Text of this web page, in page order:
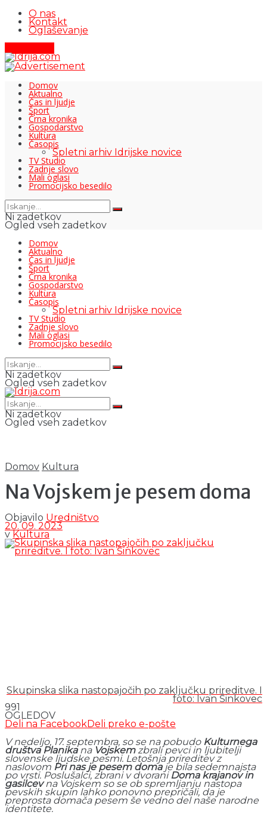
O nas
Kontakt
Oglaševanje
Domov
Aktualno
Čas in ljudje
Šport
Črna kronika
Gospodarstvo
Kultura
Časopis
Spletni arhiv Idrijske novice
TV Studio
Zadnje slovo
Mali oglasi
Promocijsko besedilo
Ni zadetkov
Ogled vseh zadetkov
Domov
Aktualno
Čas in ljudje
Šport
Črna kronika
Gospodarstvo
Kultura
Časopis
Spletni arhiv Idrijske novice
TV Studio
Zadnje slovo
Mali oglasi
Promocijsko besedilo
Ni zadetkov
Ogled vseh zadetkov
Ni zadetkov
Ogled vseh zadetkov
Domov Kultura
Na Vojskem je pesem doma
Objavilo Uredništvo
20. 09. 2023
v Kultura
Skupinska slika nastopajočih po zaključku prireditve. I
foto: Ivan Šinkovec
991
OGLEDOV
Deli na FacebookDeli preko e-pošte
V nedeljo, 17. septembra, so se na pobudo Kulturnega
društva Planikana Vojskemzbrali pevci in ljubitelji
slovenske ljudske pesmi. Letošnja prireditev z
naslovom Pri nas je pesem domaje bila sedemnajsta
po vrsti. Poslušalci, zbrani v dvoraniDoma krajanov in
gasilcevna Vojskem so se ob spremljanju nastopa
pevskih skupin lahko ponovno prepričali, da je
preprosta domača pesem še vedno del naše narodne
identitete.